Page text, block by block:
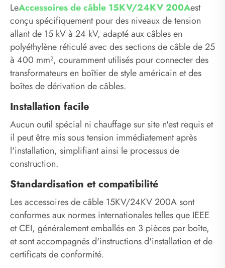
LeAccessoires de câble 15KV/24KV 200Aest
conçu spécifiquement pour des niveaux de tension
allant de 15 kV à 24 kV, adapté aux câbles en
polyéthylène réticulé avec des sections de câble de 25
à 400 mm², couramment utilisés pour connecter des
transformateurs en boîtier de style américain et des
boîtes de dérivation de câbles. ‌
Installation facile
Aucun outil spécial ni chauffage sur site n'est requis et
il peut être mis sous tension immédiatement après
l'installation, simplifiant ainsi le processus de
construction. ‌
Standardisation et compatibilité
Les accessoires de câble 15KV/24KV 200A sont
conformes aux normes internationales telles que IEEE
et CEI, généralement emballés en 3 pièces par boîte,
et sont accompagnés d'instructions d'installation et de
certificats de conformité. ‌